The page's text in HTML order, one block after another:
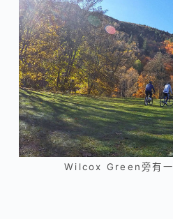
Wilcox Green旁有一